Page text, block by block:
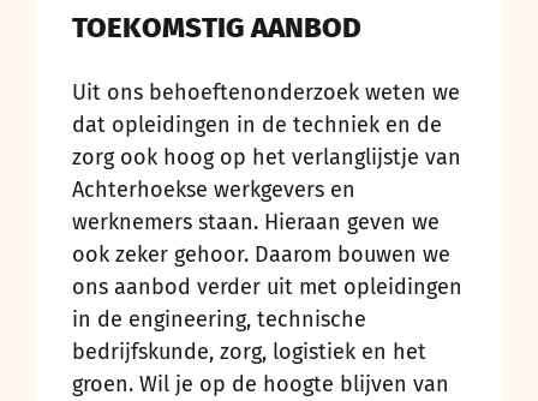
TOEKOMSTIG AANBOD
Uit ons behoeftenonderzoek weten we
dat opleidingen in de techniek en de
zorg ook hoog op het verlanglijstje van
Achterhoekse werkgevers en
werknemers staan. Hieraan geven we
ook zeker gehoor. Daarom bouwen we
ons aanbod verder uit met opleidingen
in de engineering, technische
bedrijfskunde, zorg, logistiek en het
groen. Wil je op de hoogte blijven van